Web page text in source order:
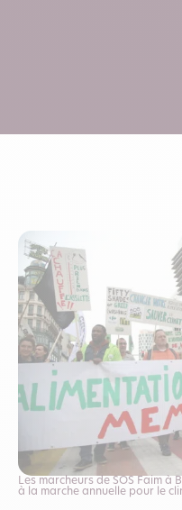
Les marcheurs de SOS Faim à
à la marche annuelle pour le